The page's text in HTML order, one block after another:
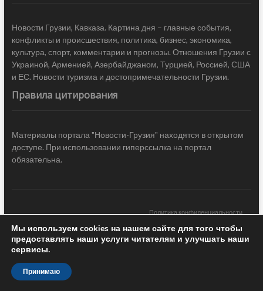
Новости Грузии, Кавказа. Картина дня – главные события,
конфликты и происшествия, политика, бизнес, экономика,
культура, спорт, комментарии и прогнозы. Отношения Грузии с
Украиной, Арменией, Азербайджаном, Турцией, Россией, США
и ЕС. Новости туризма и достопримечательности Грузии.
Правила цитирования
Материалы портала "Новости-Грузия" находятся в открытом
доступе. При использовании гиперссылка на портал
обязательна.
Политика конфиденциальности
Новости Грузии| Black Sea Press LTD © 2020 All Rights Reserved /
Design & development —
Мы используем cookies на нашем сайте для того чтобы
предоставлять наши услуги читателям и улучшать наши
сервисы.
Принимаю